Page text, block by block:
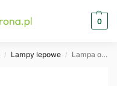
0
/ Lampy lepowe / Lampa owadobójcza lepowa Practika LED